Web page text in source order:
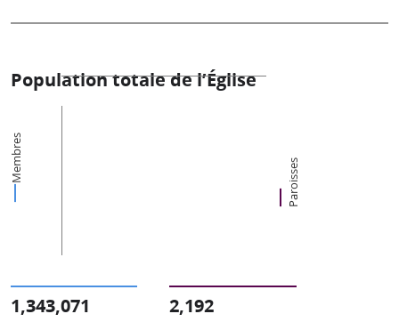
Population totale de l’Église
Membres Paroisses
1,343,071 2,192